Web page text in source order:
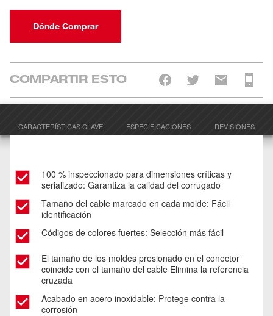
Dónde Comprar
COMPARTIR ESTO
CARACTERÍSTICAS CLAVE ESPECIFICACIONES REVISIONES
100 % inspeccionado para dimensiones críticas y
serializado: Garantiza la calidad del corrugado
Tamaño del cable marcado en cada molde: Fácil
identificación
Códigos de colores fuertes: Selección más fácil
El tamaño de los moldes presionado en el conector
coincide con el tamaño del cable Elimina la referencia
cruzada
Acabado en acero inoxidable: Protege contra la
corrosión